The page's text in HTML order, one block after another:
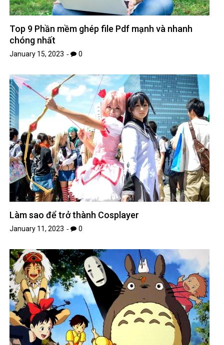
Top 9 Phần mềm ghép file Pdf mạnh và nhanh
chóng nhất
January 15, 2023 0
Làm sao để trở thành Cosplayer
January 11, 2023 0